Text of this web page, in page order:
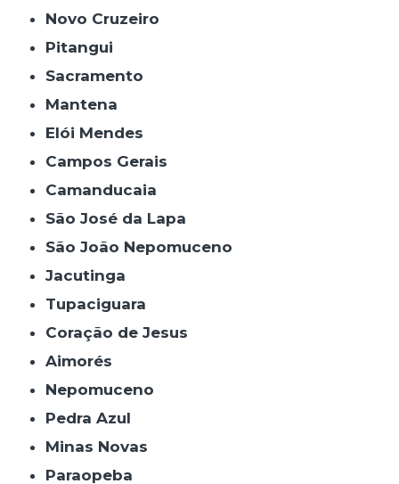
Novo Cruzeiro
Pitangui
Sacramento
Mantena
Elói Mendes
Campos Gerais
Camanducaia
São José da Lapa
São João Nepomuceno
Jacutinga
Tupaciguara
Coração de Jesus
Aimorés
Nepomuceno
Pedra Azul
Minas Novas
Paraopeba